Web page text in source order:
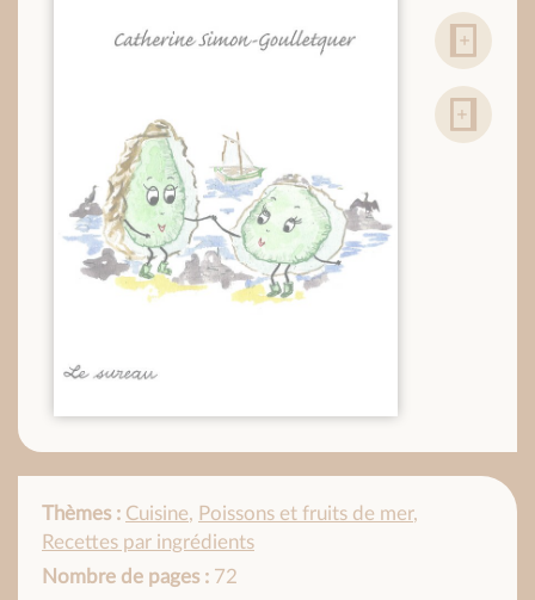
Thèmes : Cuisine, Poissons et fruits de mer,
Recettes par ingrédients
Nombre de pages : 72